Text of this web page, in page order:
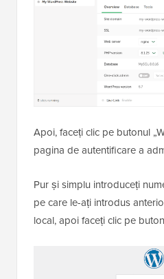
Apoi, faceți clic pe butonul
pagina de autentificare a
Pur și simplu introduceți
pe care le-ați introdus
local, apoi faceți clic pe